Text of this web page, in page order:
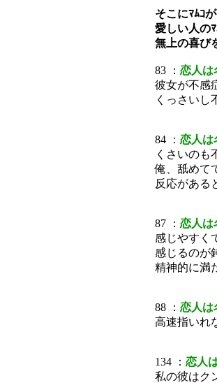
そこにﾏﾑｺ
愛しい人の
無上の喜び
83 ： 恋人は
彼女が不感
くっさいし
84 ： 恋人は
くさいのも
俺、舐めて
反応がある
87 ： 恋人は
感じやすく
感じるのが
精神的に満
88 ： 恋人は
高速指いれ
134 ： 恋人
私の彼はク